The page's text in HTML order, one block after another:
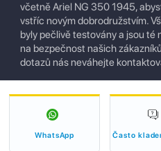
včetně Ariel NG 350 1945,
vstříc novým dobrodružstvím.
byly pečlivě testovány a jsou té
na bezpečnost našich
dotazů nás neváhejte
WhatsApp Často